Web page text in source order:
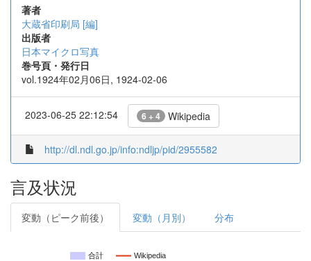
著者
大蔵省印刷局 [編]
出版者
日本マイクロ写真
巻号頁・発行日
vol.1924年02月06日, 1924-02-06
2023-06-25 22:12:54 6 + 4 Wikipedia
http://dl.ndl.go.jp/info:ndljp/pid/2955582
言及状況
変動（ピーク前後） 変動（月別） 分布
合計 Wikipedia